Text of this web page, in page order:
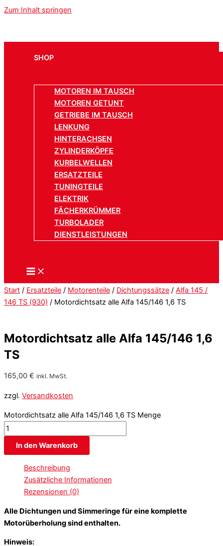
Zum Inhalt springen
SHOP
MOTOREN IM TAUSCH
MOTOREN GETUNT
GETRIEBE IM TAUSCH
LENKUNG
HINTERACHSEN
ZYLINDERKÖPFE
KURBELWELLEN
ERSATZTEILE
TUNINGTEILE
ELEKTRIK
FÄCHERKRÜMMER
TURBOLADER
DIENSTLEISTUNGEN
Start / Ersatzteile / Motorenteile / Dichtungssätze / Alfa 145 /
146 TS (930) / Motordichtsatz alle Alfa 145/146 1,6 TS
Motordichtsatz alle Alfa 145/146 1,6
TS
165,00 € inkl. MwSt.
zzgl. Versandkosten
Motordichtsatz alle Alfa 145/146 1,6 TS Menge
In den Warenkorb
Beschreibung
Zusätzliche Informationen
Rezensionen (0)
Alle Dichtungen und Simmeringe für eine komplette
Motorüberholung sind enthalten.
Hinweis: